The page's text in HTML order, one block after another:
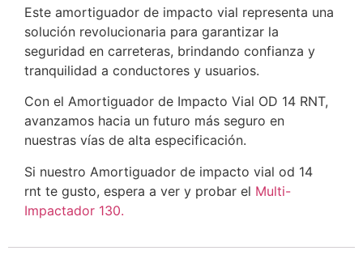
Este amortiguador de impacto vial representa una
solución revolucionaria para garantizar la
seguridad en carreteras, brindando confianza y
tranquilidad a conductores y usuarios.
Con el Amortiguador de Impacto Vial OD 14 RNT,
avanzamos hacia un futuro más seguro en
nuestras vías de alta especificación.
Si nuestro Amortiguador de impacto vial od 14
rnt te gusto, espera a ver y probar el Multi-
Impactador 130.